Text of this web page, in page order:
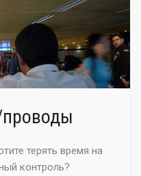
проводы
терять время на
контроль?